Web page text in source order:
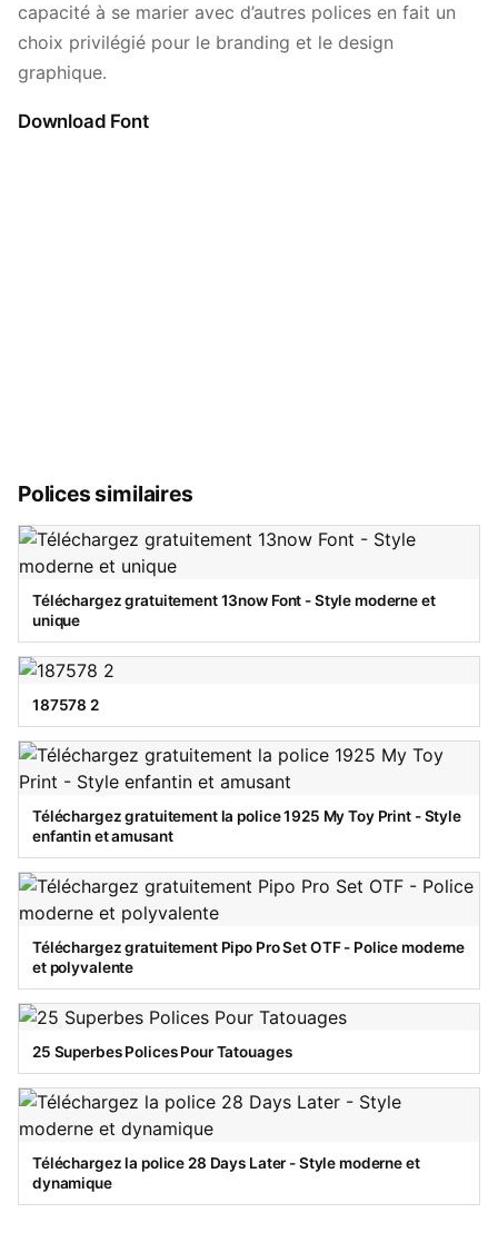
capacité à se marier avec d’autres polices en fait un
choix privilégié pour le branding et le design
graphique.
Download Font
Polices similaires
Téléchargez gratuitement 13now Font - Style moderne et
unique
187578 2
Téléchargez gratuitement la police 1925 My Toy Print - Style
enfantin et amusant
Téléchargez gratuitement Pipo Pro Set OTF - Police moderne
et polyvalente
25 Superbes Polices Pour Tatouages
Téléchargez la police 28 Days Later - Style moderne et
dynamique